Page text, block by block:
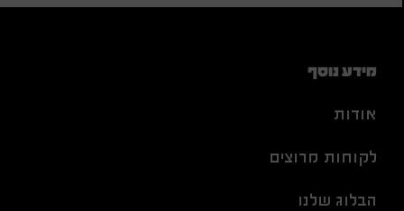
מידע נוסף
אודות
לקוחות מרוצים
הבלוג שלנו